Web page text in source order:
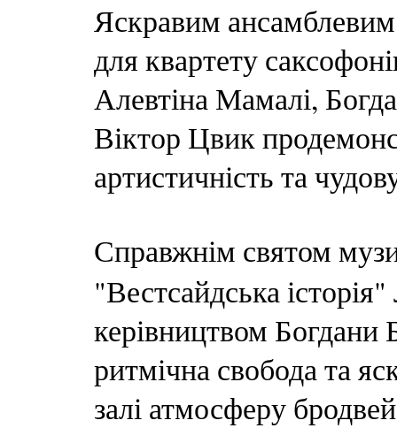
Яскравим
для квартету
Алевтіна Мамалі,
Віктор Цвик
артистичність та
Справжнім святом
"Вестсайдська
керівництвом Богдани
ритмічна свобода та
залі атмосферу